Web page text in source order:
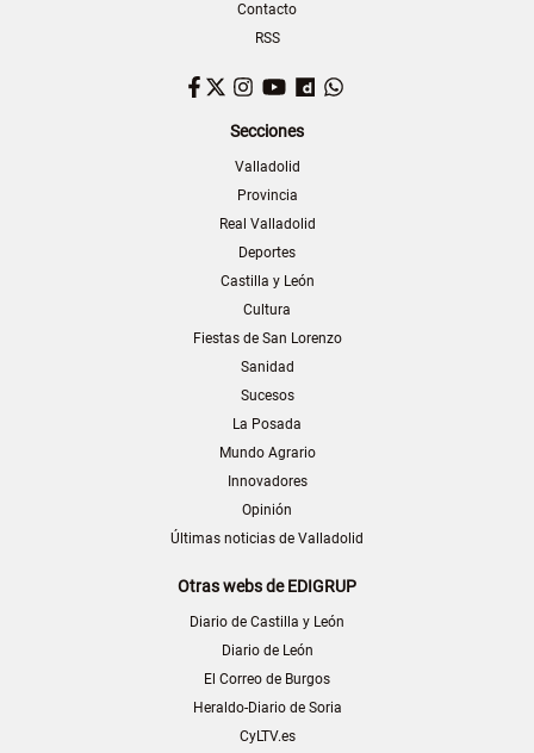
Contacto
RSS
Facebook
TwitterInstagram
YouTubeDailymotion
Secciones
Valladolid
Provincia
Real Valladolid
Deportes
Castilla y León
Cultura
Fiestas de San Lorenzo
Sanidad
Sucesos
La Posada
Mundo Agrario
Innovadores
Opinión
Últimas noticias de Valladolid
Otras webs de EDIGRUP
Diario de Castilla y León
Diario de León
El Correo de Burgos
Heraldo-Diario de Soria
CyLTV.es